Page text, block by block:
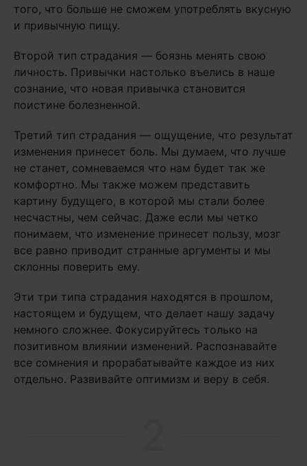
того, что больше не сможем употреблять вкусную
и привычную пищу.
Второй тип страдания — боязнь менять свою
личность. Привычки настолько въелись в наше
сознание, что новая привычка становится
поистине болезненной.
Третий тип страдания — ощущение, что результат
изменения принесет боль. Мы думаем, что лучше
не станет, сомневаемся что нам будет так же
комфортно. Мы также можем представить
картину будущего, в которой мы стали более
несчастны, чем сейчас. Даже если мы четко
понимаем, что изменение принесет пользу, мозг
все равно приводит странные аргументы и мы
склонны поверить ему.
Эти три типа страдания находятся в прошлом,
настоящем и будущем, что делает нашу задачу
немного сложнее. Фокусируйтесь только на
позитивном влиянии изменений. Распознавайте
все сомнения и прорабатывайте каждое из них
отдельно. Развивайте оптимизм и веру в себя.